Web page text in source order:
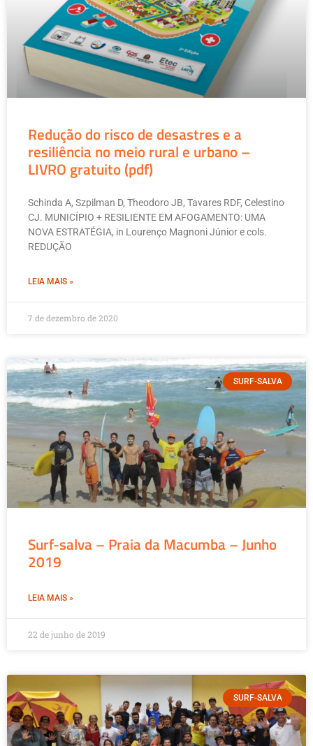
Redução do risco de desastres e a
resiliência no meio rural e urbano –
LIVRO gratuito (pdf)
Schinda A, Szpilman D, Theodoro JB, Tavares RDF, Celestino
CJ. MUNICÍPIO + RESILIENTE EM AFOGAMENTO: UMA
NOVA ESTRATÉGIA, in Lourenço Magnoni Júnior e cols.
REDUÇÃO
LEIA MAIS »
7 de dezembro de 2020
SURF-SALVA
Surf-salva – Praia da Macumba – Junho
2019
LEIA MAIS »
22 de junho de 2019
SURF-SALVA